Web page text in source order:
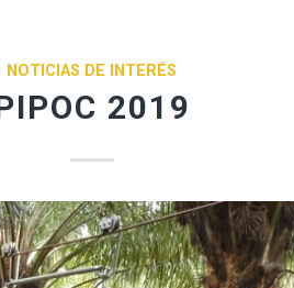
NOTICIAS DE INTERÉS
2019